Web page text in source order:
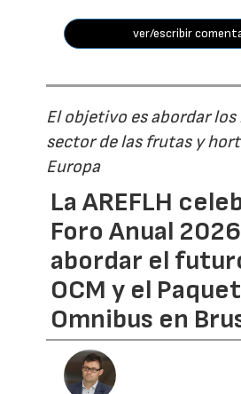
ver/escribir
El objetivo es abordar
sector de las frutas y
Europa
La AREFLH
Foro Anual
abordar el
OCM y el
Omnibus en